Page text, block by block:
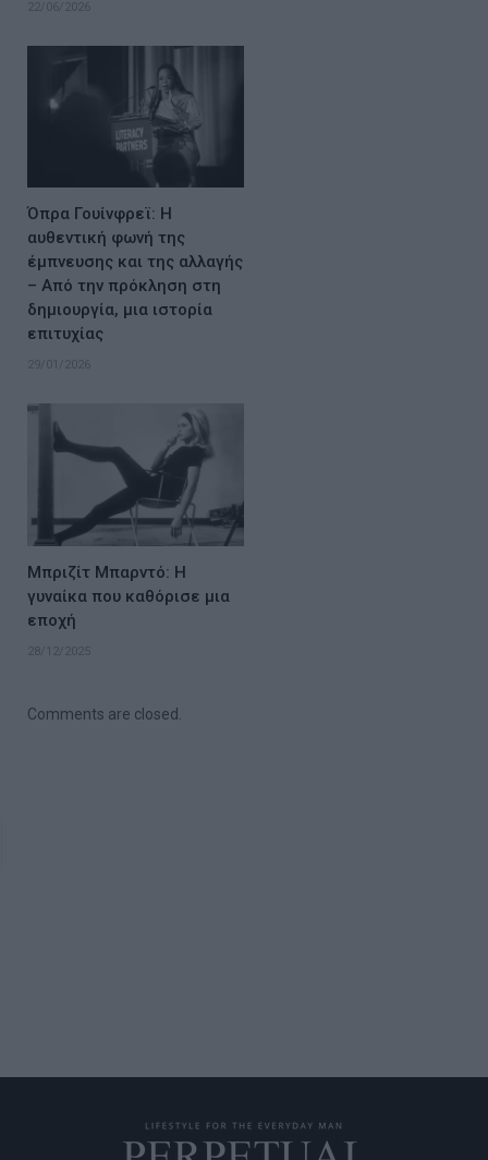
22/06/2026
Όπρα Γουίνφρεϊ: Η
αυθεντική φωνή της
έμπνευσης και της αλλαγής
– Από την πρόκληση στη
δημιουργία, μια ιστορία
επιτυχίας
29/01/2026
Μπριζίτ Μπαρντό: Η
γυναίκα που καθόρισε μια
εποχή
28/12/2025
Comments are closed.